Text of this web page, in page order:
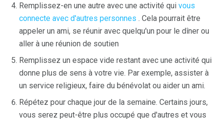
Remplissez-en une autre avec une activité qui vous
connecte avec d'autres personnes . Cela pourrait être
appeler un ami, se réunir avec quelqu'un pour le dîner ou
aller à une réunion de soutien
Remplissez un espace vide restant avec une activité qui
donne plus de sens à votre vie. Par exemple, assister à
un service religieux, faire du bénévolat ou aider un ami.
Répétez pour chaque jour de la semaine. Certains jours,
vous serez peut-être plus occupé que d'autres et vous